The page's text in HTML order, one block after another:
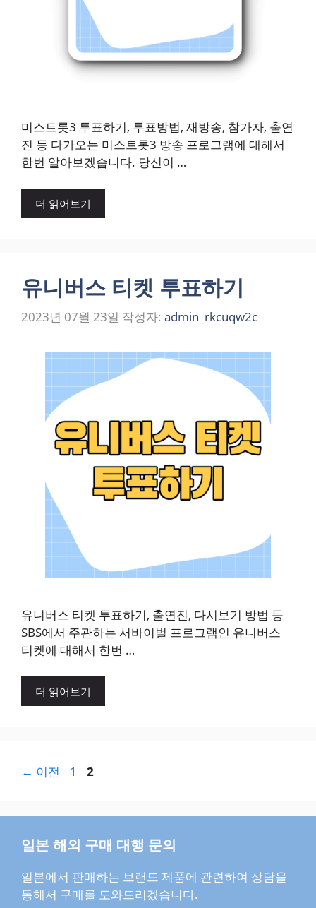
미스트롯3 투표하기, 투표방법, 재방송, 참가자, 출연
진 등 다가오는 미스트롯3 방송 프로그램에 대해서
한번 알아보겠습니다. 당신이 …
더 읽어보기
유니버스 티켓 투표하기
2023년 07월 23일 작성자: admin_rkcuqw2c
유니버스 티켓 투표하기, 출연진, 다시보기 방법 등
SBS에서 주관하는 서바이벌 프로그램인 유니버스
티켓에 대해서 한번 …
더 읽어보기
← 이전
페
1
페
2
일본 해외 구매 대행 문의
일본에서 판매하는 브랜드 제품에 관련하여 상담을
통해서 구매를 도와드리겠습니다.